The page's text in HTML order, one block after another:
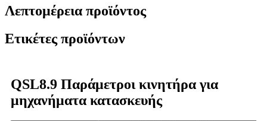
Λεπτομέρεια προϊόντος
Ετικέτες προϊόντων
QSL8.9 Παράμετροι κινητήρα για
μηχανήματα κατασκευής